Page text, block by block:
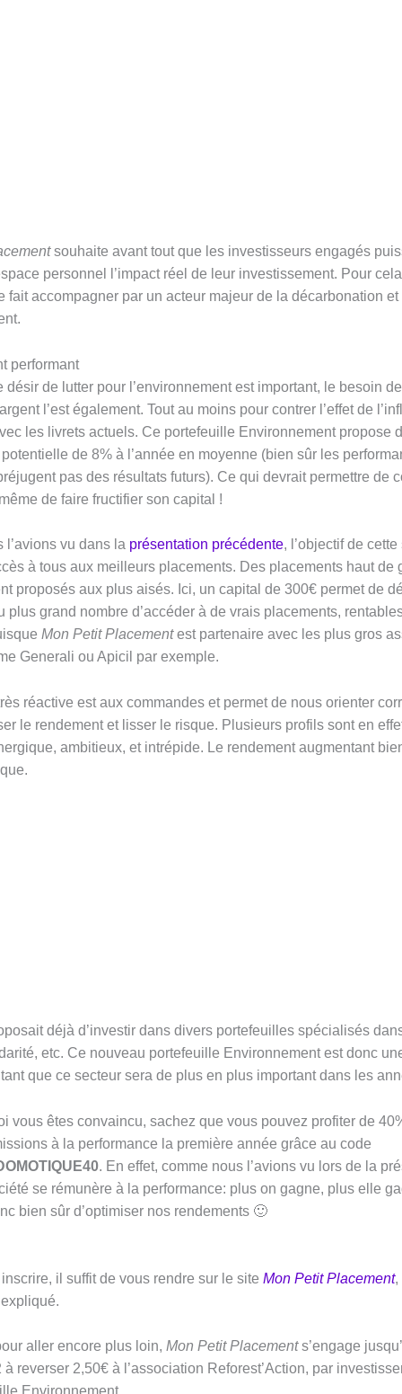
souhaite avant tout que les investisseurs engagés
personnel l’impact réel de leur investissement. Pour
fait accompagner par un acteur majeur de la décarbonation et
performant
désir de lutter pour l’environnement est important, le besoin
l’est également. Tout au moins pour contrer l’effet de
les livrets actuels. Ce portefeuille Environnement propose
de 8% à l’année en moyenne (bien sûr les
pas des résultats futurs). Ce qui devrait permettre de
de faire fructifier son capital !
l’avions vu dans la présentation précédente, l’objectif de
à tous aux meilleurs placements. Des placements haut de
proposés aux plus aisés. Ici, un capital de 300€ permet de
plus grand nombre d’accéder à de vrais placements,
Mon Petit Placementest partenaire avec les plus gros
Generali ou Apicil par exemple.
réactive est aux commandes et permet de nous orienter
le rendement et lisser le risque. Plusieurs profils sont en
ambitieux, et intrépide. Le rendement augmentant
déjà d’investir dans divers portefeuilles spécialisés
etc. Ce nouveau portefeuille Environnement est donc
que ce secteur sera de plus en plus important dans les
vous êtes convaincu, sachez que vous pouvez profiter de
à la performance la première année grâce au code
. En effet, comme nous l’avions vu lors de la
se rémunère à la performance: plus on gagne, plus elle
bien sûr d’optimiser nos rendements 🙂
il suffit de vous rendre sur le site Mon Petit Placement,
aller encore plus loin, Mon Petit Placements’engage
reverser 2,50€ à l’association Reforest’Action, par